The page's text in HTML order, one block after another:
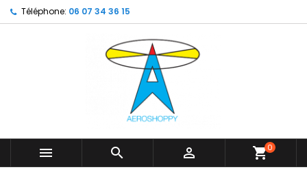
Téléphone: 06 07 34 36 15
   shopping_cart0
My wishlists ×
Create new list
Créer une liste d'envies ×
Nom de la liste d'envies
Connexion ×
Vous devez être connecté pour ajouter des produits
Annuler